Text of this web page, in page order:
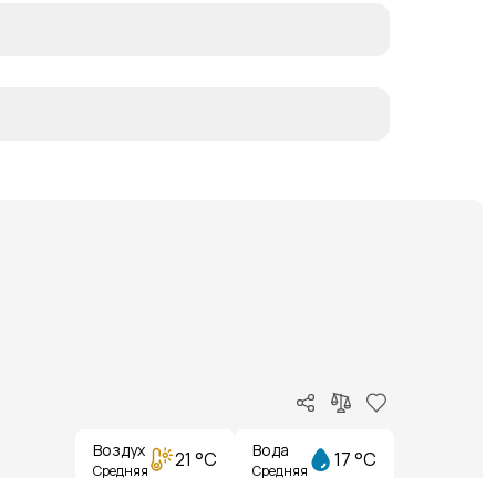
Воздух
Средняя 21 °C Вода
Средняя 17 °C